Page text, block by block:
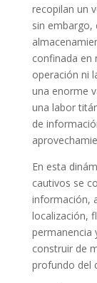
recopilan un
sin embargo,
confinada en
operación ni
una enorme
una labor
de
En esta
cautivos se
información,
localización,
permanencia
construir de
profundo del